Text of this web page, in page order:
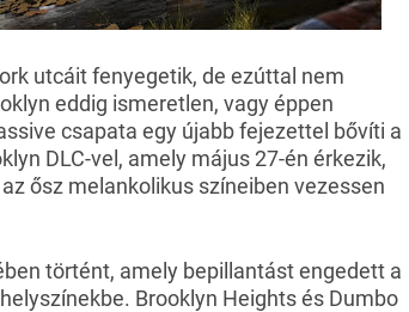
utcáit fenyegetik, de ezúttal nem
eddig ismeretlen, vagy éppen
csapata egy újabb fejezettel bővíti a
DLC-vel, amely május 27-én érkezik,
ősz melankolikus színeiben vezessen
történt, amely bepillantást engedett a
Brooklyn Heights és Dumbo